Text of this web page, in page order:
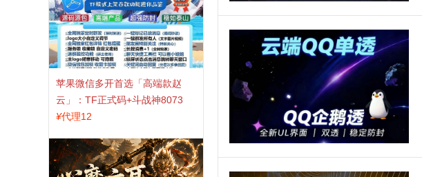
苹果微信多开首选「高端款赵
云」：TF正式码+斗战神8073
包，7天退换认准拍拍卡激活码
¥代理12